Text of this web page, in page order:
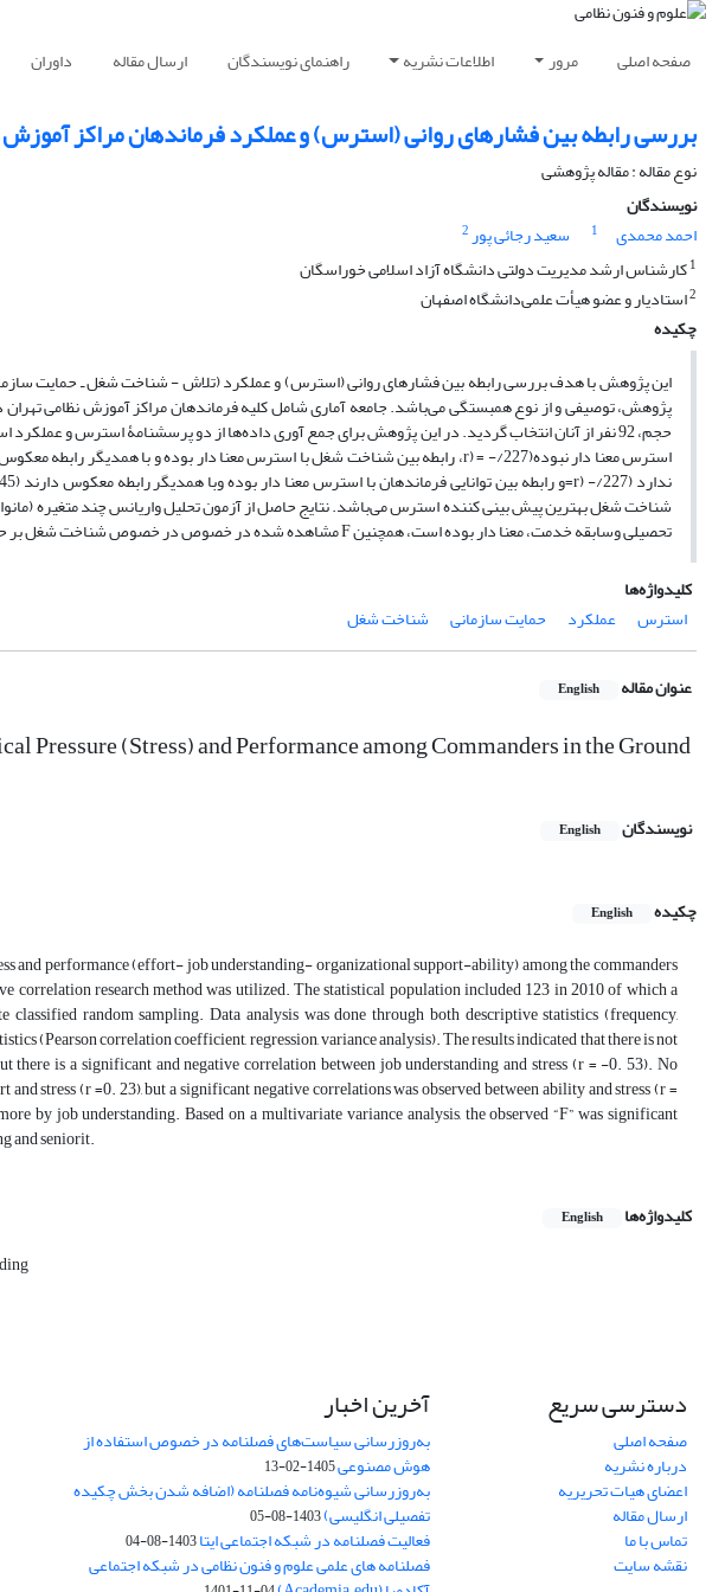
صفحه اصلی مرور اطلاعات نشریه راهنمای نویسندگان ارسال مقاله داوران
بررسی رابطه بین فشارهای روانی (استرس) و عملکرد فرماندهان مراکز
نوع مقاله : مقاله پژوهشی
نویسندگان
احمد محمدی
1 سعید رجائی پور2
1کارشناس ارشد مدیریت دولتی دانشگاه آزاد اسلامی خوراسگان
2استادیار و عضو هیأت علمی‌دانشگاه اصفهان
چکیده
این پژوهش با هدف بررسی رابطه بین فشارهای روانی (استرس) و عملکرد (تلاش - شناخت شغل ـ حمایت
حجم، 92 نفر از آنان انتخاب گردید. در این پژوهش برای جمع آوری داده‌ها از دو پرسشنامۀ استرس و
تحصیلی وسابقه خدمت، معنا دار بوده است، همچنین F مشاهده شده در خصوص در خصوص شناخت شغل بر حسب سابقه خدمت معنا دار بوده است.
کلیدواژه‌ها
استرس
عملکرد حمایت سازمانی شناخت شغل
عنوان مقاله English
Pressure (Stress) and Performance among Commanders in the Ground
نویسندگان English
چکیده English
and performance (effort- job understanding- organizational support-ability) among the commanders
research method was utilized. The statistical population included 123 in 2010 of which a
random sampling. Data analysis was done through both descriptive statistics (frequency,
(Pearson correlation coefficient, regression, variance analysis). The results indicated that there is not
is a significant and negative correlation between job understanding and stress (r = -0. 53). No
stress (r =0. 23), but a significant negative correlations was observed between ability and stress (r =
by job understanding. Based on a multivariate variance analysis, the observed “F” was significant
and seniorit.
کلیدواژه‌ها English
دسترسی سریع
صفحه اصلی
درباره نشریه
اعضای هیات تحریریه
ارسال مقاله
تماس با ما
نقشه سایت
آخرین اخبار
به‌روزرسانی سیاست‌های فصلنامه در خصوص استفاده از
هوش مصنوعی1405-02-13
به‌روزرسانی شیوه‌نامه فصلنامه (اضافه شدن بخش چکیده
تفصیلی انگلیسی)1403-08-05
فعالیت فصلنامه در شبکه اجتماعی ایتا1403-08-04
فصلنامه های علمی علوم و فنون نظامی در شبکه اجتماعی